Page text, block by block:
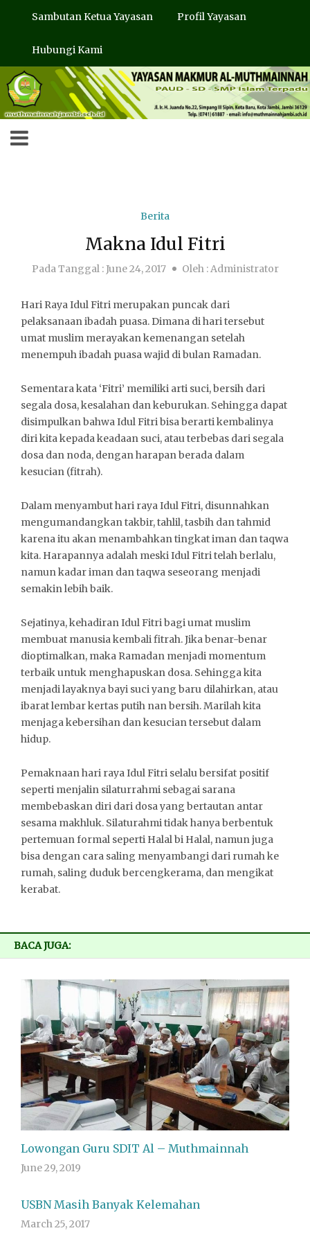
Sambutan Ketua Yayasan Profil Yayasan
Hubungi Kami
Berita
Makna Idul Fitri
Pada Tanggal :June 24, 2017 Oleh :Administrator
Hari Raya Idul Fitri merupakan puncak dari
pelaksanaan ibadah puasa. Dimana di hari tersebut
umat muslim merayakan kemenangan setelah
menempuh ibadah puasa wajid di bulan Ramadan.
Sementara kata ‘Fitri’ memiliki arti suci, bersih dari
segala dosa, kesalahan dan keburukan. Sehingga dapat
disimpulkan bahwa Idul Fitri bisa berarti kembalinya
diri kita kepada keadaan suci, atau terbebas dari segala
dosa dan noda, dengan harapan berada dalam
kesucian (fitrah).
Dalam menyambut hari raya Idul Fitri, disunnahkan
mengumandangkan takbir, tahlil, tasbih dan tahmid
karena itu akan menambahkan tingkat iman dan taqwa
kita. Harapannya adalah meski Idul Fitri telah berlalu,
namun kadar iman dan taqwa seseorang menjadi
semakin lebih baik.
Sejatinya, kehadiran Idul Fitri bagi umat muslim
membuat manusia kembali fitrah. Jika benar-benar
dioptimalkan, maka Ramadan menjadi momentum
terbaik untuk menghapuskan dosa. Sehingga kita
menjadi layaknya bayi suci yang baru dilahirkan, atau
ibarat lembar kertas putih nan bersih. Marilah kita
menjaga kebersihan dan kesucian tersebut dalam
hidup.
Pemaknaan hari raya Idul Fitri selalu bersifat positif
seperti menjalin silaturrahmi sebagai sarana
membebaskan diri dari dosa yang bertautan antar
sesama makhluk. Silaturahmi tidak hanya berbentuk
pertemuan formal seperti Halal bi Halal, namun juga
bisa dengan cara saling menyambangi dari rumah ke
rumah, saling duduk bercengkerama, dan mengikat
kerabat.
BACA JUGA:
Lowongan Guru SDIT Al – Muthmainnah
June 29, 2019
USBN Masih Banyak Kelemahan
March 25, 2017